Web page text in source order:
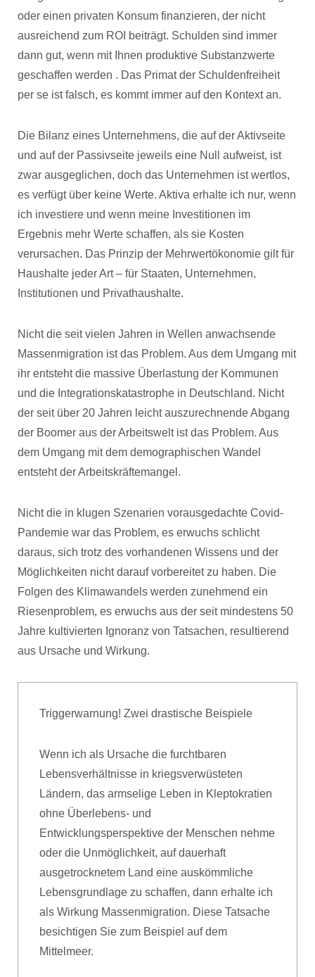
oder einen privaten Konsum finanzieren, der nicht
ausreichend zum ROI beiträgt. Schulden sind immer
dann gut, wenn mit Ihnen produktive Substanzwerte
geschaffen werden . Das Primat der Schuldenfreiheit
per se ist falsch, es kommt immer auf den Kontext an.
Die Bilanz eines Unternehmens, die auf der Aktivseite
und auf der Passivseite jeweils eine Null aufweist, ist
zwar ausgeglichen, doch das Unternehmen ist wertlos,
es verfügt über keine Werte. Aktiva erhalte ich nur, wenn
ich investiere und wenn meine Investitionen im
Ergebnis mehr Werte schaffen, als sie Kosten
verursachen. Das Prinzip der Mehrwertökonomie gilt für
Haushalte jeder Art – für Staaten, Unternehmen,
Institutionen und Privathaushalte.
Nicht die seit vielen Jahren in Wellen anwachsende
Massenmigration ist das Problem. Aus dem Umgang mit
ihr entsteht die massive Überlastung der Kommunen
und die Integrationskatastrophe in Deutschland. Nicht
der seit über 20 Jahren leicht auszurechnende Abgang
der Boomer aus der Arbeitswelt ist das Problem. Aus
dem Umgang mit dem demographischen Wandel
entsteht der Arbeitskräftemangel.
Nicht die in klugen Szenarien vorausgedachte Covid-
Pandemie war das Problem, es erwuchs schlicht
daraus, sich trotz des vorhandenen Wissens und der
Möglichkeiten nicht darauf vorbereitet zu haben. Die
Folgen des Klimawandels werden zunehmend ein
Riesenproblem, es erwuchs aus der seit mindestens 50
Jahre kultivierten Ignoranz von Tatsachen, resultierend
aus Ursache und Wirkung.
Triggerwarnung! Zwei drastische Beispiele
Wenn ich als Ursache die furchtbaren
Lebensverhältnisse in kriegsverwüsteten
Ländern, das armselige Leben in Kleptokratien
ohne Überlebens- und
Entwicklungsperspektive der Menschen nehme
oder die Unmöglichkeit, auf dauerhaft
ausgetrocknetem Land eine auskömmliche
Lebensgrundlage zu schaffen, dann erhalte ich
als Wirkung Massenmigration. Diese Tatsache
besichtigen Sie zum Beispiel auf dem
Mittelmeer.